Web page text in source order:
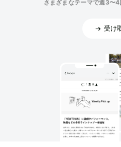
さまざまなテーマで週3〜4
受け